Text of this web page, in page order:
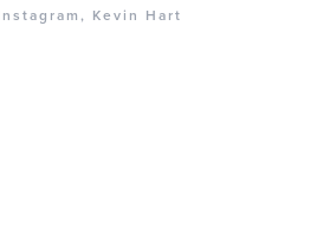
Kevin Hart